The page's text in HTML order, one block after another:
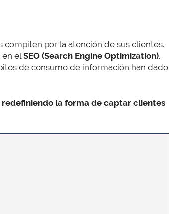
por la atención de sus clientes.
el SEO (Search Engine Optimization).
de consumo de información han dado
redefiniendo la forma de captar clientes